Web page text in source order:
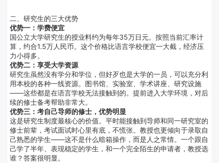
二、研究生的三大优势
优势一：学费便宜
国公立大学研究生的授业料约为每年35万日元。按照当前汇率计
算，约合1.5万人民币。这个价格比语言学校便宜一大截，经济压
力小得多。
优势二：享受大学资源
研究生虽然没有学分和学位，但好歹也是大学的一员，可以充分利
用本校的各种一线资源。图书馆、实验室、学术讲座、研究设施
——这些都是在语言学校无法接触到的。提前进入大学环境，对后
续的修士备考帮助非常大。
优势三：考自己导师的修士，优势明显
这是研究生制度最核心的价值。平时能接触到导师和同一研究室的
修士前辈，考试面试时心里有底，不慌张。教授也更倾向于录取自
己熟悉的学生——这不是什么暗箱操作，而是人之常情。一个跟自
己学了半年、表现稳定的学生，和一个完全陌生的申请者，教授选
谁？答案很明显。